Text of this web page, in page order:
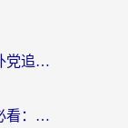
映客直播地区限制怎么解除？海外党追剧看直播的终极解决方案
在国外打不开国内软件？海外党必看：选对回国加速器，无缝用12123、刷国内视频